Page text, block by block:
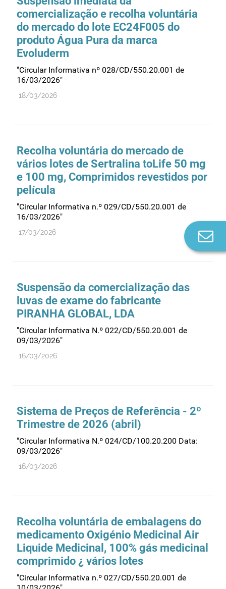
comercialização e recolha voluntária
do mercado do lote EC24F005 do
produto Água Pura da marca
Evoluderm
"Circular Informativa nº 028/CD/550.20.001 de
16/03/2026"
18/03/2026
Recolha voluntária do mercado de
vários lotes de Sertralina toLife 50 mg
e 100 mg, Comprimidos revestidos por
película
"Circular Informativa n.º 029/CD/550.20.001 de
16/03/2026"
17/03/2026
Suspensão da comercialização das
luvas de exame do fabricante
PIRANHA GLOBAL, LDA
"Circular Informativa N.º 022/CD/550.20.001 de
09/03/2026"
16/03/2026
Sistema de Preços de Referência - 2º
Trimestre de 2026 (abril)
"Circular Informativa N.º 024/CD/100.20.200 Data:
09/03/2026"
16/03/2026
Recolha voluntária de embalagens do
medicamento Oxigénio Medicinal Air
Liquide Medicinal, 100% gás medicinal
comprimido ¿ vários lotes
"Circular Informativa n.º 027/CD/550.20.001 de